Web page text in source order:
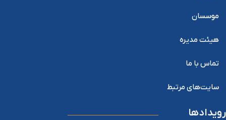
موسسان
هیئت مدیره
تماس با ما
سایت‌های مرتبط
رویدادها